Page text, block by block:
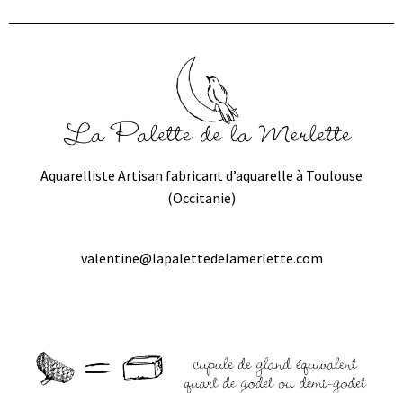
Aquarelliste Artisan fabricant d’aquarelle à Toulouse
(Occitanie)
valentine@lapalettedelamerlette.com